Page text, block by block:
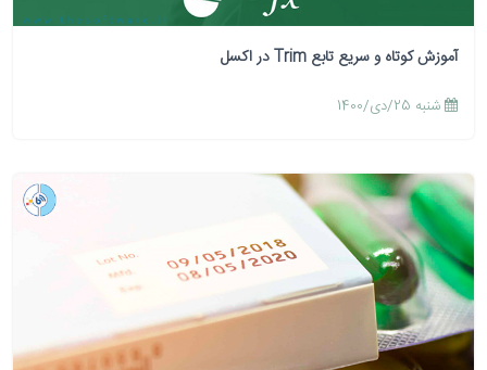
آموزش کوتاه و سریع تابع Trim در اکسل
شنبه 25/دی/1400